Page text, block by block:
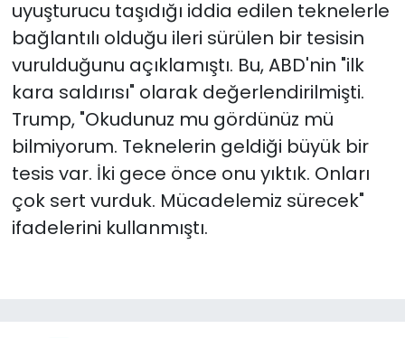
uyuşturucu taşıdığı iddia edilen teknelerle
bağlantılı olduğu ileri sürülen bir tesisin
vurulduğunu açıklamıştı. Bu, ABD'nin "ilk
kara saldırısı" olarak değerlendirilmişti.
Trump, "Okudunuz mu gördünüz mü
bilmiyorum. Teknelerin geldiği büyük bir
tesis var. İki gece önce onu yıktık. Onları
çok sert vurduk. Mücadelemiz sürecek"
ifadelerini kullanmıştı.